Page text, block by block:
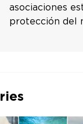
asociaciones
protección del